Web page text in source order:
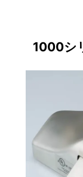
1000シ